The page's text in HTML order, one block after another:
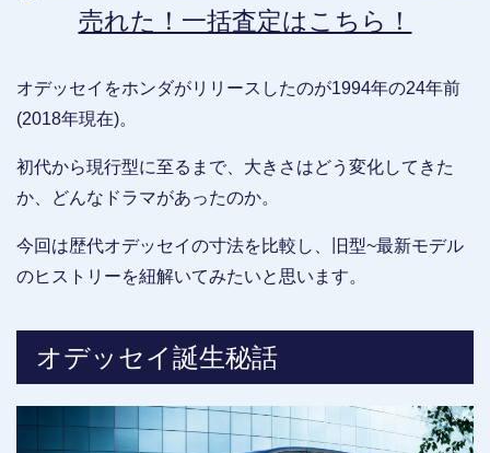
売れた！一括査定はこちら！
オデッセイをホンダがリリースしたのが1994年の24年前
(2018年現在)。
初代から現行型に至るまで、大きさはどう変化してきた
か、どんなドラマがあったのか。
今回は歴代オデッセイの寸法を比較し、旧型~最新モデル
のヒストリーを紐解いてみたいと思います。
オデッセイ誕生秘話